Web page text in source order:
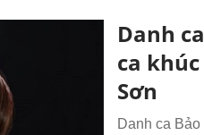
Danh
ca khúc
Sơn
Danh ca